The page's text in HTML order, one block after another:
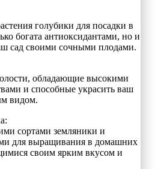
голубики для посадки в
богата антиоксидантами, но и
сад своими сочными плодами.
обладающие высокими
и способные украсить ваш
видом.
сортами земляники и
для выращивания в домашних
своим ярким вкусом и